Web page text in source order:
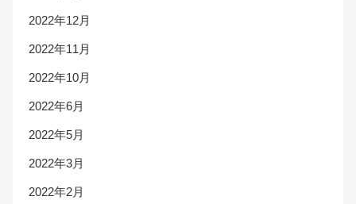
2022年12月
2022年11月
2022年10月
2022年6月
2022年5月
2022年3月
2022年2月